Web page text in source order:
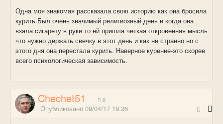
Одна моя знакомая рассказала свою историю как она бросила
курить.Был очень значимый религиозный день и когда она
взяла сигарету в руки то ей пришла четкая откровенная мысль
что нужно держать свечку в этот день и как ни странно но с
этого дня она перестала курить. Наверное курение-это скорее
всего психологическая зависимость.
Chechet51 0
Опубликовано 09/04/17 19:26